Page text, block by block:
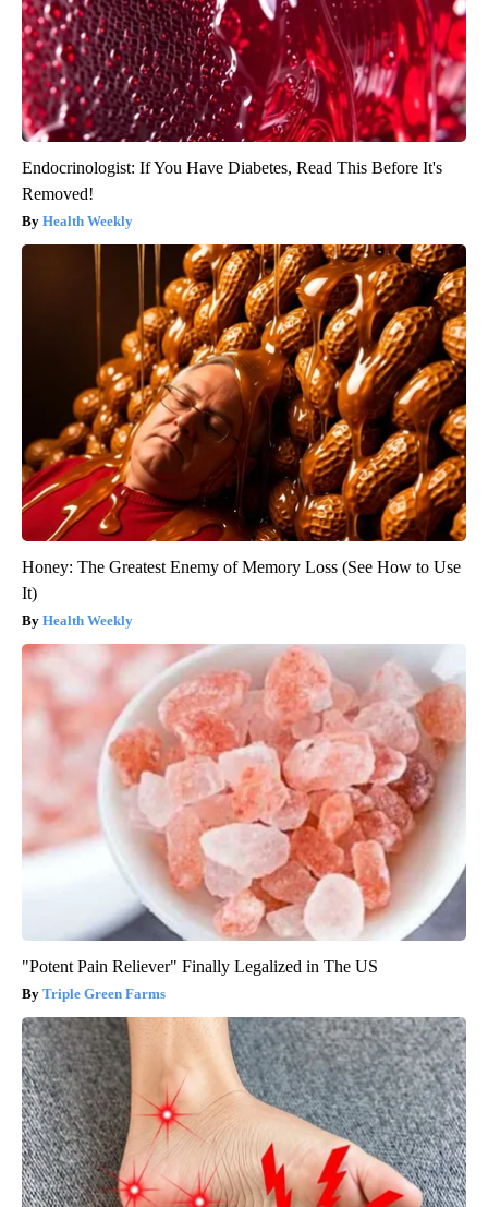
Endocrinologist: If You Have Diabetes, Read This Before It's
Removed!
Health Weekly
Honey: The Greatest Enemy of Memory Loss (See How to Use
It)
Health Weekly
"Potent Pain Reliever" Finally Legalized in The US
Triple Green Farms